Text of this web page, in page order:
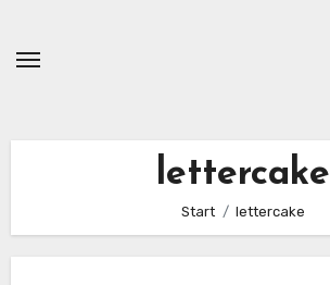
springen
lettercake
Start lettercake